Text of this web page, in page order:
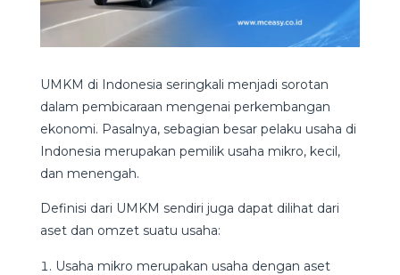
UMKM di Indonesia seringkali menjadi sorotan
dalam pembicaraan mengenai perkembangan
ekonomi. Pasalnya, sebagian besar pelaku usaha di
Indonesia merupakan pemilik usaha mikro, kecil,
dan menengah.
Definisi dari UMKM sendiri juga dapat dilihat dari
aset dan omzet suatu usaha:
Usaha mikro merupakan usaha dengan aset